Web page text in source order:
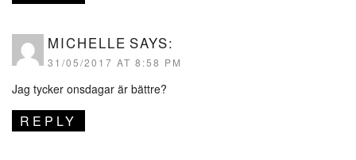
MICHELLE SAYS:
31/05/2017 AT 8:58 PM
Jag tycker onsdagar är bättre?
REPLY